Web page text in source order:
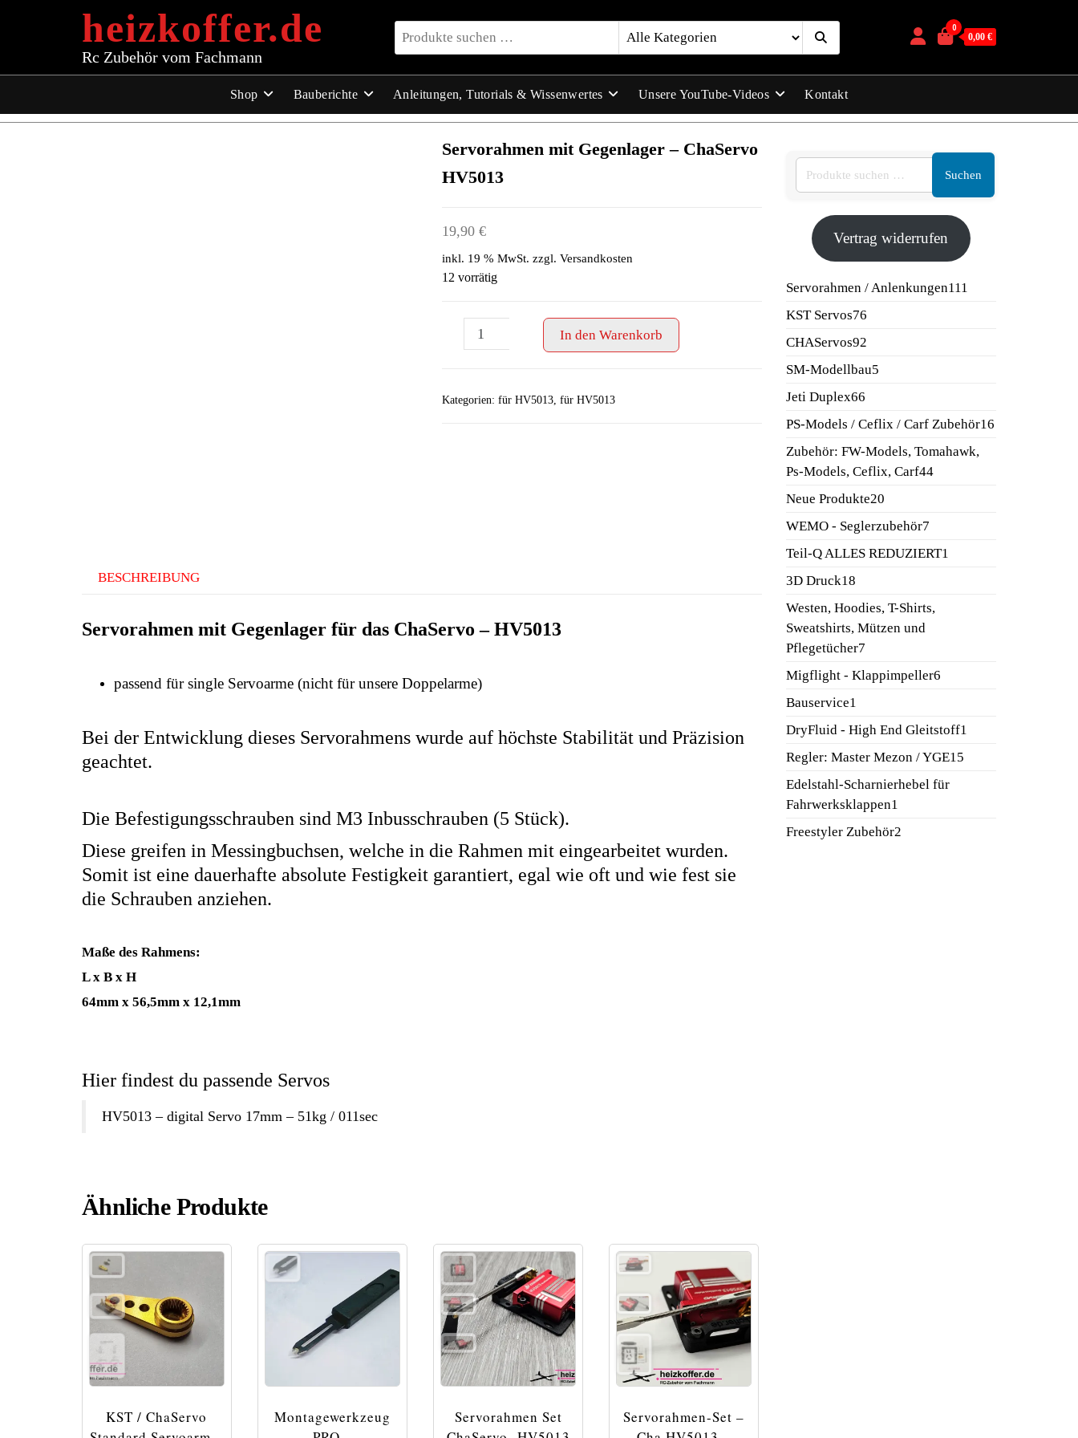
heizkoffer.de
Rc Zubehör vom Fachmann
0
0,00 €
Shop Bauberichte Anleitungen, Tutorials & Wissenwertes Unsere YouTube-Videos Kontakt
Servorahmen mit Gegenlager – ChaServo
HV5013
19,90€
inkl. 19 % MwSt. zzgl.Versandkosten
12 vorrätig
Servorahmen
mit
ChaServo
HV5013
In den Warenkorb
Kategorien:für HV5013,für HV5013
BESCHREIBUNG
Servorahmen mit Gegenlager für das ChaServo – HV5013
passend für single Servoarme (nicht für unsere Doppelarme)
Bei der Entwicklung dieses Servorahmens wurde auf höchste Stabilität und Präzision
geachtet.
Die Befestigungsschrauben sind M3 Inbusschrauben (5 Stück).
Diese greifen in Messingbuchsen, welche in die Rahmen mit eingearbeitet wurden.
Somit ist eine dauerhafte absolute Festigkeit garantiert, egal wie oft und wie fest sie
die Schrauben anziehen.
Maße des Rahmens:
L x B x H
64mm x 56,5mm x 12,1mm
Hier findest du passende Servos
HV5013 – digital Servo 17mm – 51kg / 011sec
Ähnliche Produkte
KST / ChaServo
Montagewerkzeug
Servorahmen Set
Servorahmen-Set –
Suchen
Vertrag widerrufen
Servorahmen / Anlenkungen111
KST Servos7676
CHAServos9292
SM-Modellbau55
Jeti Duplex6666
Produkte
PS-Models / Ceflix / Carf Zubehör1616
Zubehör: FW-Models, Tomahawk,
Ps-Models, Ceflix, Carf4444
Neue Produkte2020
Produkte
WEMO - Seglerzubehör77
Teil-Q ALLES REDUZIERT1
3D Druck1818
Produkte
Westen, Hoodies, T-Shirts,
Sweatshirts, Mützen und
Pflegetücher77
Produkte
Migflight - Klappimpeller66
Bauservice1
Produkt
DryFluid - High End Gleitstoff1
Regler: Master Mezon / YGE1515
Edelstahl-Scharnierhebel für
Fahrwerksklappen1
Freestyler Zubehör22